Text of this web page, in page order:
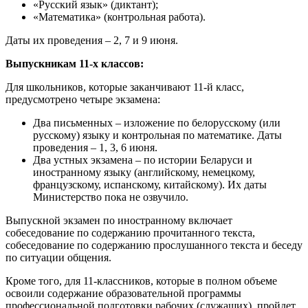
«Русский язык» (диктант);
«Математика» (контрольная работа).
Даты их проведения – 2, 7 и 9 июня.
Выпускникам 11-х классов:
Для школьников, которые заканчивают 11-й класс,
предусмотрено четыре экзамена:
Два письменных – изложение по белорусскому (или
русскому) языку и контрольная по математике. Даты
проведения – 1, 3, 6 июня.
Два устных экзамена – по истории Беларуси и
иностранному языку (английскому, немецкому,
французскому, испанскому, китайскому). Их даты
Министерство пока не озвучило.
Выпускной экзамен по иностранному включает
собеседование по содержанию прочитанного текста,
собеседование по содержанию прослушанного текста и беседу
по ситуации общения.
Кроме того, для 11-классников, которые в полном объеме
освоили содержание образовательной программы
профессиональной подготовки рабочих (служащих), пройдет